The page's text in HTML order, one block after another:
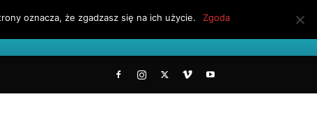
oznacza, że zgadzasz się na ich użycie. Zgoda